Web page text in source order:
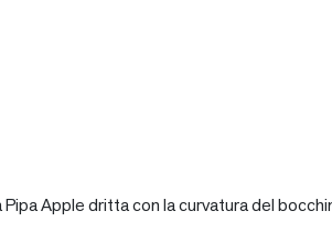
Apple dritta con la curvatura del